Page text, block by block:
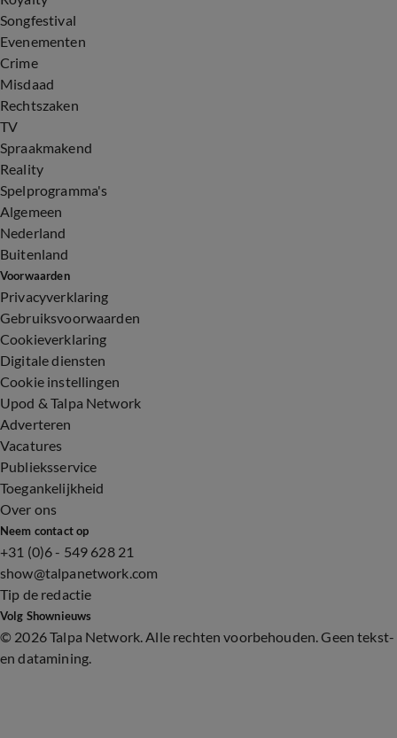
Songfestival
Evenementen
Crime
Misdaad
Rechtszaken
TV
Spraakmakend
Reality
Spelprogramma's
Algemeen
Nederland
Buitenland
Voorwaarden
Privacyverklaring
Gebruiksvoorwaarden
Cookieverklaring
Digitale diensten
Cookie instellingen
Upod & Talpa Network
Adverteren
Vacatures
Publieksservice
Toegankelijkheid
Over ons
Neem contact op
+31 (0)6 - 549 628 21
show@talpanetwork.com
Tip de redactie
Volg Shownieuws
© 2026 Talpa Network. Alle rechten voorbehouden. Geen tekst-
en datamining.